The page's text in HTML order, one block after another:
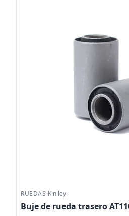
RUEDAS·Kinlley
Buje de rueda trasero